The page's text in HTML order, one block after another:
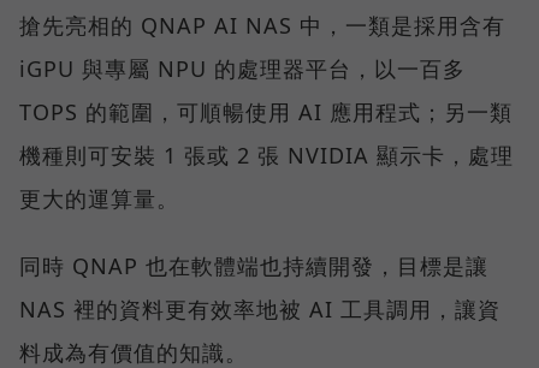
搶先亮相的 QNAP AI NAS 中，一類是採用含有
iGPU 與專屬 NPU 的處理器平台，以一百多
TOPS 的範圍，可順暢使用 AI 應用程式；另一類
機種則可安裝 1 張或 2 張 NVIDIA 顯示卡，處理
更大的運算量。
同時 QNAP 也在軟體端也持續開發，目標是讓
NAS 裡的資料更有效率地被 AI 工具調用，讓資
料成為有價值的知識。